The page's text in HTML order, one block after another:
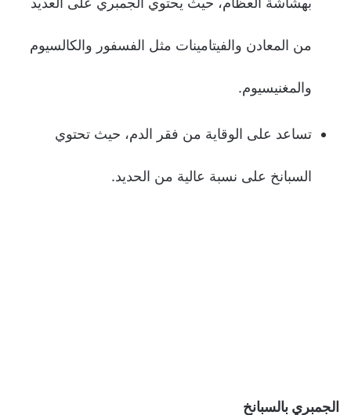
من المعادن والفيتامينات مثل الفسفور والكالسيوم
والمغنيسيوم.
تساعد على الوقاية من فقر الدم، حيث تحتوي
السبانخ على نسبة عالية من الحديد.
الجمبري بالسبانخ